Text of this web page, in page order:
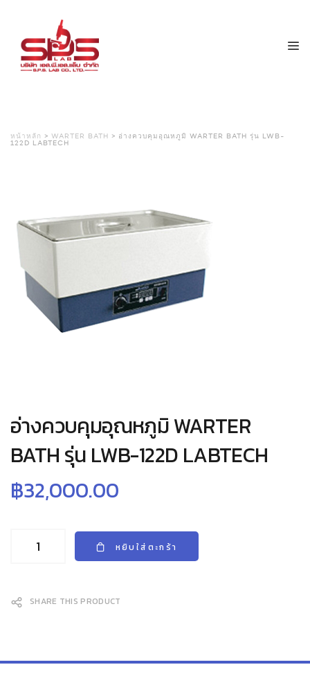
หน้าหลัก > WARTER BATH
> อ่างควบคุมอุณหภูมิ WARTER BATH รุ่น LWB-
122D LABTECH
อ่างควบคุมอุณหภูมิ WARTER
BATH รุ่น LWB-122D LABTECH
฿32,000.00
หยิบใส่ตะกร้า
SHARE THIS PRODUCT